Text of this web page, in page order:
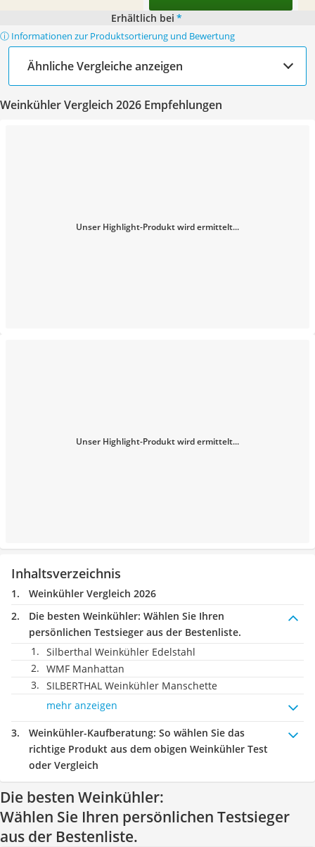
Erhältlich bei *
ⓘ Informationen zur Produktsortierung und Bewertung
Ähnliche Vergleiche anzeigen
Weinkühler Vergleich 2026 Empfehlungen
Unser Highlight-Produkt wird ermittelt...
Unser Highlight-Produkt wird ermittelt...
Inhaltsverzeichnis
Weinkühler Vergleich 2026
Die besten Weinkühler: Wählen Sie Ihren
persönlichen Testsieger aus der Bestenliste.
Silberthal Weinkühler Edelstahl
WMF Manhattan
SILBERTHAL Weinkühler Manschette
mehr anzeigen
Weinkühler-Kaufberatung: So wählen Sie das
richtige Produkt aus dem obigen Weinkühler Test
oder Vergleich
Die besten Weinkühler:
Wählen Sie Ihren persönlichen Testsieger
aus der Bestenliste.